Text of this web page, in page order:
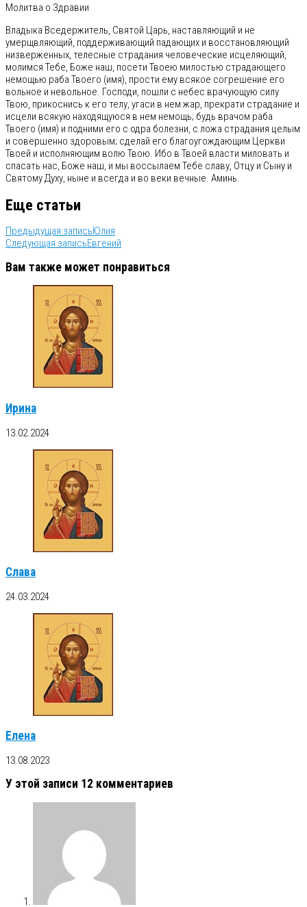
Молитва о Здравии
Владыка Вседержитель, Святой Царь, наставляющий и не
умерщвляющий, поддерживающий падающих и восстановляющий
низверженных, телесные страдания человеческие исцеляющий,
молимся Тебе, Боже наш, посети Твоею милостью страдающего
немощью раба Твоего (имя), прости ему всякое согрешение его
вольное и невольное. Господи, пошли с небес врачующую силу
Твою, прикоснись к его телу, угаси в нем жар, прекрати страдание и
исцели всякую находящуюся в нем немощь; будь врачом раба
Твоего (имя) и подними его с одра болезни, с ложа страдания целым
и совершенно здоровым; сделай его благоугождающим Церкви
Твоей и исполняющим волю Твою. Ибо в Твоей власти миловать и
спасать нас, Боже наш, и мы воссылаем Тебе славу, Отцу и Сыну и
Святому Духу, ныне и всегда и во веки вечные. Аминь.
Еще статьи
Предыдущая записьЮлия
Следующая записьЕвгений
Вам также может понравиться
Ирина
13.02.2024
Слава
24.03.2024
Елена
13.08.2023
У этой записи 12 комментариев